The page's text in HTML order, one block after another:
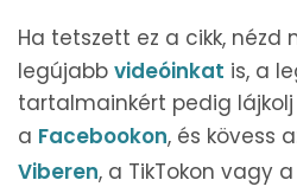
Ha tetszett ez a cikk, nézd
legújabb videóinkat is, a
tartalmainkért pedig
a Facebookon, és kövess
Viberen, a TikTokon vagy a